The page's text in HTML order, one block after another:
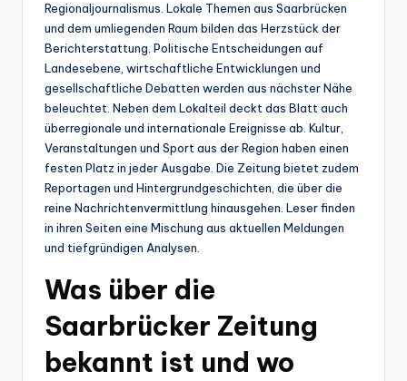
Regionaljournalismus. Lokale Themen aus Saarbrücken
und dem umliegenden Raum bilden das Herzstück der
Berichterstattung. Politische Entscheidungen auf
Landesebene, wirtschaftliche Entwicklungen und
gesellschaftliche Debatten werden aus nächster Nähe
beleuchtet. Neben dem Lokalteil deckt das Blatt auch
überregionale und internationale Ereignisse ab. Kultur,
Veranstaltungen und Sport aus der Region haben einen
festen Platz in jeder Ausgabe. Die Zeitung bietet zudem
Reportagen und Hintergrundgeschichten, die über die
reine Nachrichtenvermittlung hinausgehen. Leser finden
in ihren Seiten eine Mischung aus aktuellen Meldungen
und tiefgründigen Analysen.
Was über die
Saarbrücker Zeitung
bekannt ist und wo